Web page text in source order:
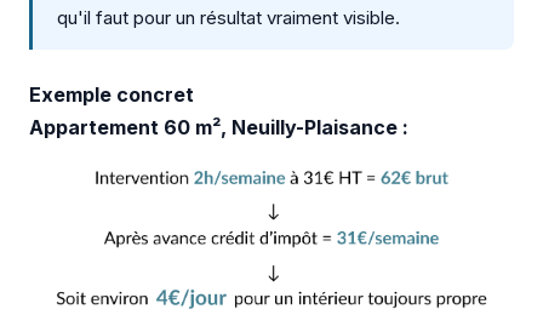
qu'il faut pour un résultat vraiment visible.
Exemple concret
Appartement 60 m², Neuilly-Plaisance :